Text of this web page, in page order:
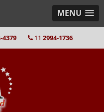
MENU
4379 11 2994-1736